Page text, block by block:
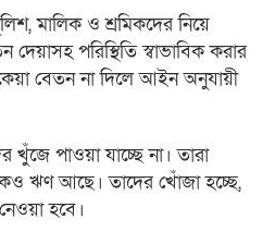
মালিক ও শ্রমিকদের নিয়ে
পরিস্থিতি স্বাভাবিক করার
বেতন না দিলে আইন অনুযায়ী
খুঁজে পাওয়া যাচ্ছে না। তারা
ঋণ আছে। তাদের খোঁজা হচ্ছে,
হবে।